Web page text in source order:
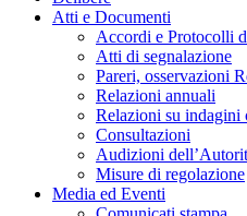
Atti e Documenti
Accordi e Protocolli
Atti di segnalazione
Pareri, osservazioni
Relazioni annuali
Relazioni su indagini
Consultazioni
Audizioni
Misure di regolazione
Media ed Eventi